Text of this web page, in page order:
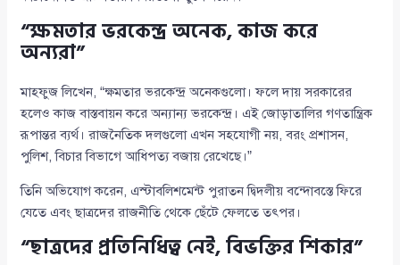
“ক্ষমতার ভরকেন্দ্র অনেক, কাজ করে
অন্যরা”
মাহফুজ লিখেন, “ক্ষমতার ভরকেন্দ্র অনেকগুলো। ফলে দায় সরকারের
হলেও কাজ বাস্তবায়ন করে অন্যান্য ভরকেন্দ্র। এই জোড়াতালির গণতান্ত্রিক
রূপান্তর ব্যর্থ। রাজনৈতিক দলগুলো এখন সহযোগী নয়, বরং প্রশাসন,
পুলিশ, বিচার বিভাগে আধিপত্য বজায় রেখেছে।”
তিনি অভিযোগ করেন, এস্টাবলিশমেন্ট পুরাতন দ্বিদলীয় বন্দোবস্তে ফিরে
যেতে এবং ছাত্রদের রাজনীতি থেকে ছেঁটে ফেলতে তৎপর।
“ছাত্রদের প্রতিনিধিত্ব নেই, বিভক্তির শিকার”